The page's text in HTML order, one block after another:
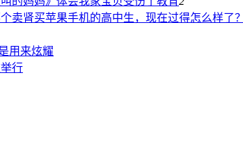
卖肾买苹果手机的高中生，现在过得怎么样了？
用来炫耀
行